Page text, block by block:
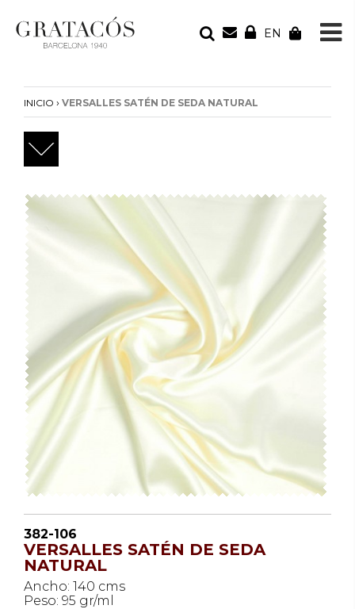
EN
Tu bolsa está vacía
INICIO › VERSALLES SATÉN DE SEDA NATURAL
382-106
VERSALLES SATÉN DE SEDA
NATURAL
Ancho: 140 cms
Peso: 95 gr/ml